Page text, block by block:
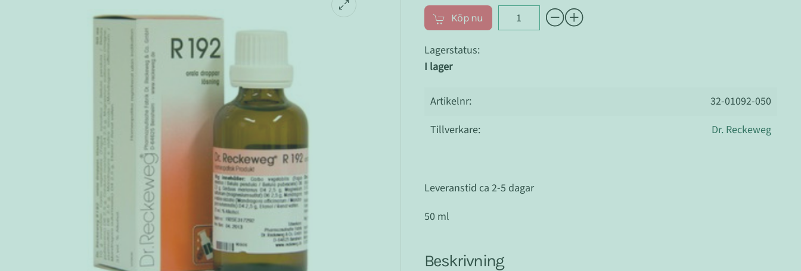
Köp nu
Lagerstatus:
I lager
Artikelnr:
32-01092-050
Tillverkare:
Dr. Reckeweg
Leveranstid ca 2-5 dagar
50 ml
Beskrivning